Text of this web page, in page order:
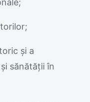
şi a
sănătăţii în